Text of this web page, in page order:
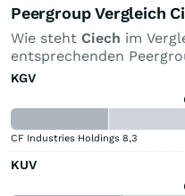
Peergroup Vergleich
Wie steht Ciech im
entsprechenden
KGV
CF Industries Holdings 8,3
KUV